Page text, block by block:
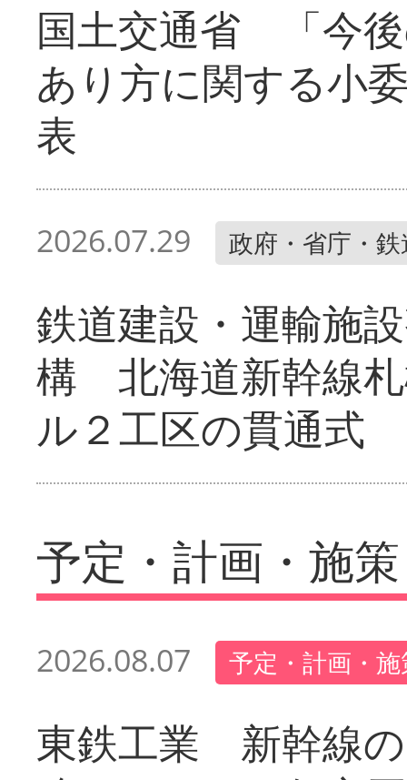
国土交通省 「今
あり方に関する小
表
2026.07.29 政府・省庁・
鉄道建設・運輸施
構 北海道新幹線
ル２工区の貫通式
予定・計画・施策
2026.08.07 予定・計画・
東鉄工業 新幹線